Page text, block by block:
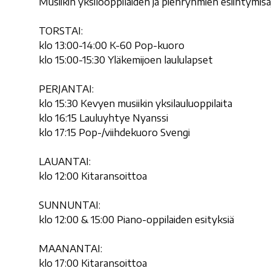
TORSTAI:
klo 13:00-14:00 K-60 Pop-kuoro
klo 15:00-15:30 Yläkemijoen laululapset
PERJANTAI:
klo 15:30 Kevyen musiikin yksilauluoppilaita
klo 16:15 Lauluyhtye Nyanssi
klo 17:15 Pop-/viihdekuoro Svengi
LAUANTAI:
klo 12:00 Kitaransoittoa
SUNNUNTAI:
klo 12:00 & 15:00 Piano-oppilaiden esityksiä
MAANANTAI:
klo 17:00 Kitaransoittoa